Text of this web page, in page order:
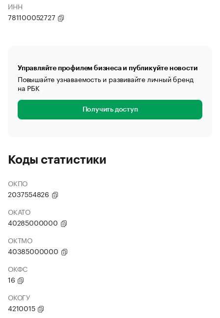
ИНН
781100052727
Управляйте профилем бизнеса и публикуйте новости
Повышайте узнаваемость и развивайте личный бренд
на РБК
Получить доступ
Коды статистики
ОКПО
2037554826
ОКАТО
40285000000
ОКТМО
40385000000
ОКФС
16
ОКОГУ
4210015